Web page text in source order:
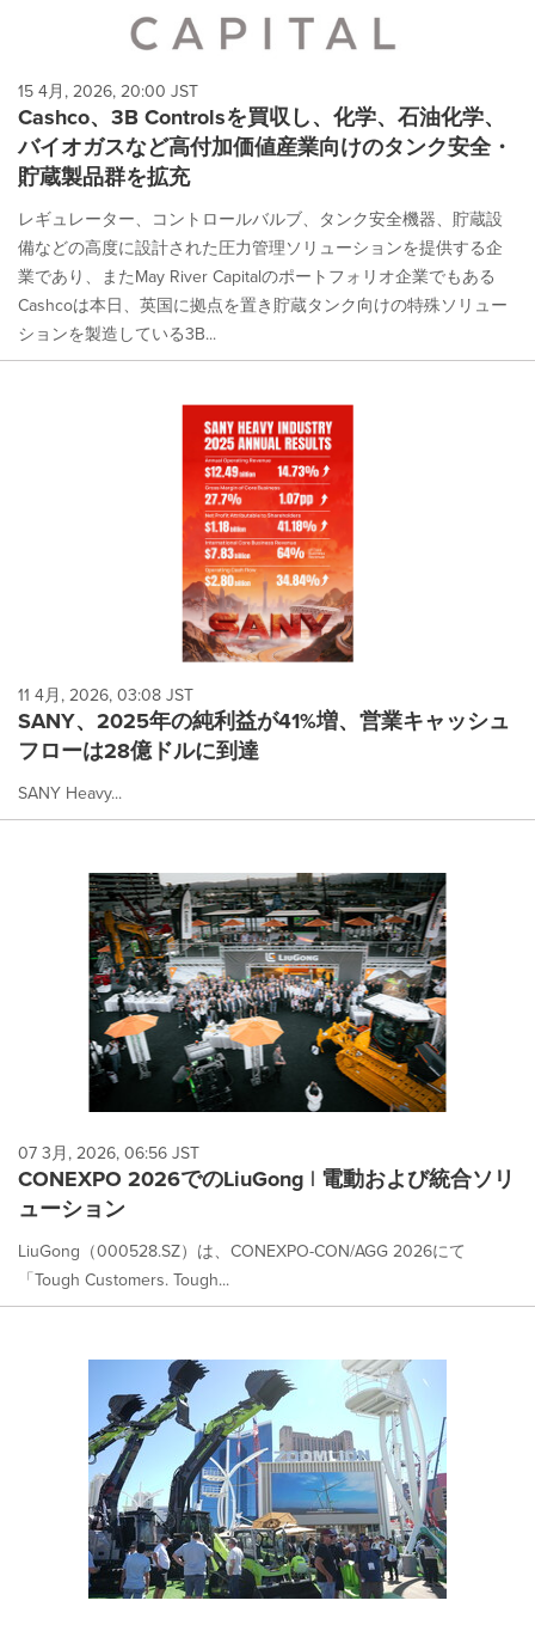
15 4月, 2026, 20:00 JST
Cashco、3B Controlsを買収し、化学、石油化学、
バイオガスなど高付加価値産業向けのタンク安全・
貯蔵製品群を拡充
レギュレーター、コントロールバルブ、タンク安全機器、貯蔵設
備などの高度に設計された圧力管理ソリューションを提供する企
業であり、またMay River Capitalのポートフォリオ企業でもある
Cashcoは本日、英国に拠点を置き貯蔵タンク向けの特殊ソリュー
ションを製造している3B...
11 4月, 2026, 03:08 JST
SANY、2025年の純利益が41%増、営業キャッシュ
フローは28億ドルに到達
SANY Heavy...
07 3月, 2026, 06:56 JST
CONEXPO 2026でのLiuGong | 電動および統合ソリ
ューション
LiuGong（000528.SZ）は、CONEXPO-CON/AGG 2026にて
「Tough Customers. Tough...